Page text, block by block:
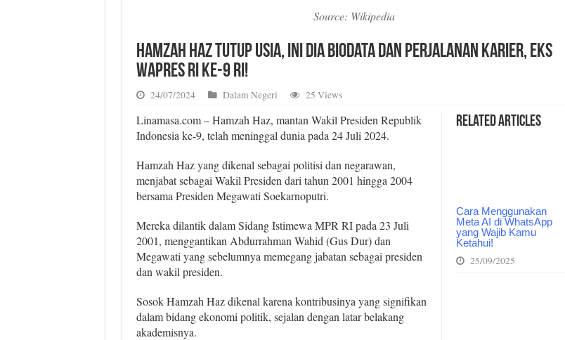
Source: Wikipedia
Hamzah Haz Tutup Usia, Ini Dia Biodata dan Perjalanan Karier, Eks
Wapres RI ke-9 RI!
24/07/2024 Dalam Negeri 25 Views
Related Articles
Cara Menggunakan
Meta AI di WhatsApp
yang Wajib Kamu
Ketahui!
25/09/2025
Linamasa.com – Hamzah Haz, mantan Wakil Presiden Republik
Indonesia ke-9, telah meninggal dunia pada 24 Juli 2024.
Hamzah Haz yang dikenal sebagai politisi dan negarawan,
menjabat sebagai Wakil Presiden dari tahun 2001 hingga 2004
bersama Presiden Megawati Soekarnoputri.
Mereka dilantik dalam Sidang Istimewa MPR RI pada 23 Juli
2001, menggantikan Abdurrahman Wahid (Gus Dur) dan
Megawati yang sebelumnya memegang jabatan sebagai presiden
dan wakil presiden.
Sosok Hamzah Haz dikenal karena kontribusinya yang signifikan
dalam bidang ekonomi politik, sejalan dengan latar belakang
akademisnya.